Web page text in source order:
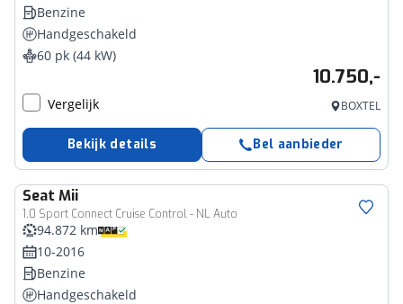
Benzine
Handgeschakeld
60 pk (44 kW)
10.750,-
Vergelijk BOXTEL
Bekijk details Bel aanbieder
Seat Mii
1.0 Sport Connect Cruise Control - NL Auto
94.872 km
10-2016
Benzine
Handgeschakeld